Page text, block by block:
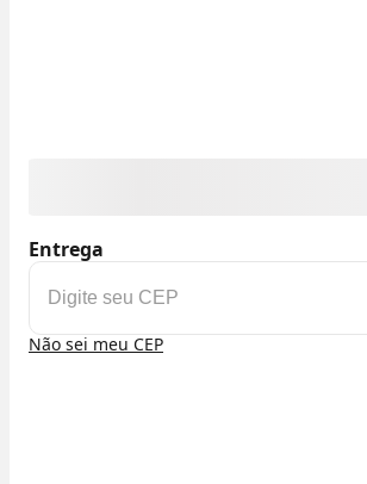
Entrega
Não sei meu CEP